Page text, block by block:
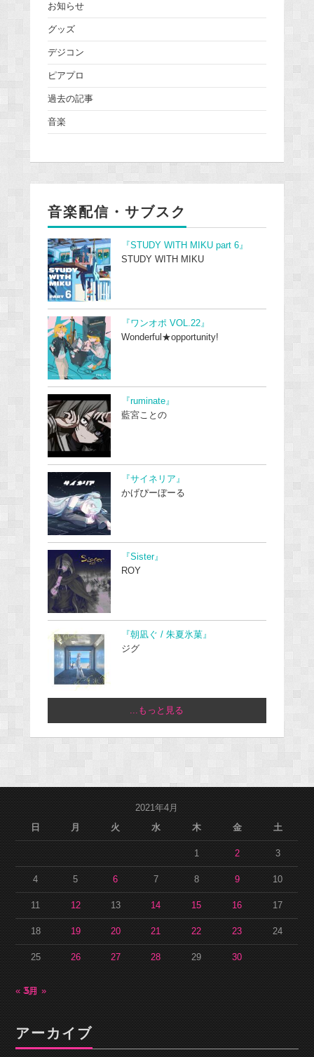
お知らせ
グッズ
デジコン
ピアプロ
過去の記事
音楽
音楽配信・サブスク
『STUDY WITH MIKU part 6』
STUDY WITH MIKU
『ワンオポ VOL.22』
Wonderful★opportunity!
『ruminate』
藍宮ことの
『サイネリア』
かげぴーぼーる
『Sister』
ROY
『朝凪ぐ / 朱夏氷菓』
ジグ
...もっと見る
2021年4月
日
月 火 水 木 金 土
1 2 3
4 5 6 7 8 9 10
11 12 13 14 15 16 17
18 19 20 21 22 23 24
25 26 27 28 29 30
« 3月5月 »
アーカイブ